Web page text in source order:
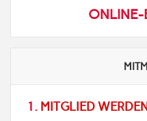
ONLINE-
1. MITGLIED